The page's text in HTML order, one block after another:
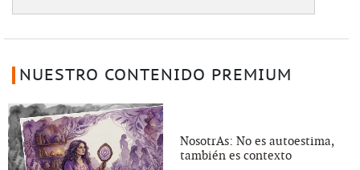
NUESTRO CONTENIDO PREMIUM
NosotrAs: No es autoestima,
también es contexto